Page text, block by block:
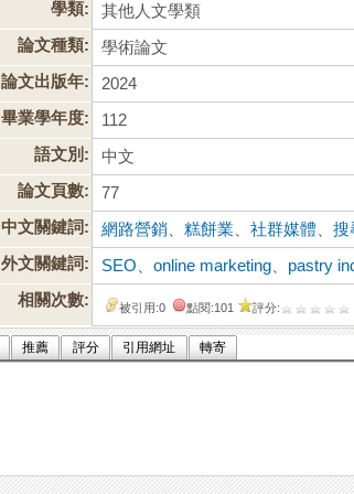
學類:
其他人文學類
論文種類:
學術論文
論文出版年:
2024
畢業學年度:
112
語文別:
中文
論文頁數:
77
中文關鍵詞:
網路營銷 、糕餅業 、社群媒體 、搜
外文關鍵詞:
SEO 、online marketing pastry
相關次數:
被引用:0 點閱:101 評分:
推薦 評分 引用網址 轉寄